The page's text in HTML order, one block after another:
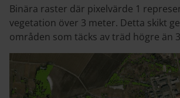
Binära raster där pixelvärde 1
vegetation över 3 meter. Detta skikt
områden som täcks av träd högre än